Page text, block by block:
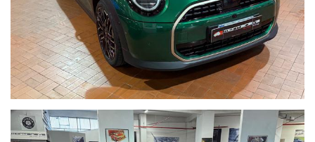
ACQUISTIAMO LA VOSTRA AUTO PAGAMENTO IMMEDIATO
TRAMITE BONIFICO BANCARIO DOPO VISIONE E PROVA
_____CONTO VENDITA ED ASSISTENZA ALLA VENDITA_____
SE VOLETE VENDERE LA VOSTRA AUTO SENZA DOVERVI
OCCUPARE DI TRATTATIVE E PAGAMENTI POSSIAMO
OCCUPARCENE NOI, METTIAMO A DISPOSIZIONE LA NOSTRA
SERIETA' E COMPETENZA,CUSTODIAMO LA VOSTRA VETTURA
NEL NOSTRO SHOWROOM,VALUTIAMO LE OFFERTE